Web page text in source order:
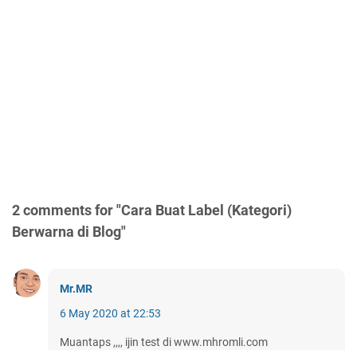
2 comments for "Cara Buat Label (Kategori)
Berwarna di Blog"
Mr.MR
6 May 2020 at 22:53
Muantaps ,,,, ijin test di www.mhromli.com